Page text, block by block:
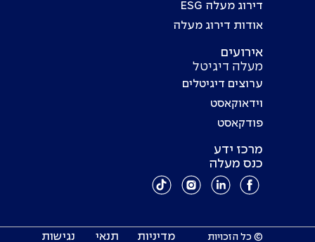
דירוג מעלה ESG
אודות דירוג מעלה
אירועים
מעלה דיגיטל
ערוצים דיגיטלים
וידאוקאסט
פודקאסט
מרכז ידע
כנס מעלה
© כל הזכויות מדיניות תנאי נגישות